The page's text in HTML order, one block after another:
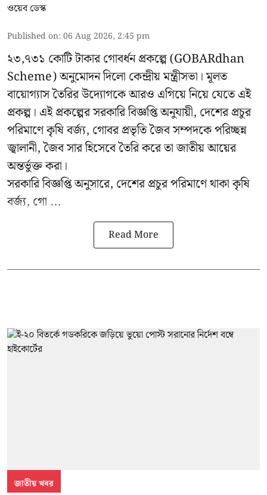
ওয়েব ডেস্ক
Published on:06 Aug 2026, 2:45 pm
২৩,৭৩১ কোটি টাকার গোবর্ধন প্রকল্পে (GOBARdhan
Scheme) অনুমোদন দিলো কেন্দ্রীয় মন্ত্রীসভা। মূলত
বায়োগ্যাস তৈরির উদ্যোগকে আরও এগিয়ে নিয়ে যেতে এই
প্রকল্প। এই প্রকল্পের সরকারি বিজ্ঞপ্তি অনুযায়ী, দেশের প্রচুর
পরিমাণে কৃষি বর্জ্য, গোবর প্রভৃতি জৈব সম্পদকে পরিচ্ছন্ন
জ্বালানী, জৈব সার হিসেবে তৈরি করে তা জাতীয় আয়ের
অন্তর্ভুক্ত করা।
সরকারি বিজ্ঞপ্তি অনুসারে, দেশের প্রচুর পরিমাণে থাকা কৃষি
বর্জ্য, গো ...
Read More
জাতীয় খবর